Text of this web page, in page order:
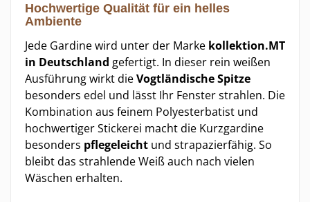
Hochwertige Qualität für ein helles
Ambiente
Jede Gardine wird unter der Marke kollektion.MT
in Deutschland gefertigt. In dieser rein weißen
Ausführung wirkt dieVogtländische Spitze
besonders edel und lässt Ihr Fenster strahlen. Die
Kombination aus feinem Polyesterbatist und
hochwertiger Stickerei macht die Kurzgardine
besonders pflegeleicht und strapazierfähig. So
bleibt das strahlende Weiß auch nach vielen
Wäschen erhalten.